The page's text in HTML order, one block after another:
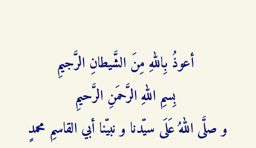
أعوذُ بِاللهِ مِنَ الشَّیطانِ الرَّجیمِ
بِسمِ اللهِ الرَّحمَنِ الرَّحیمِ
و صلَّی اللهُ عَلَی سیّدنا و نبیّنا أبي ‌القاسمِ محمدٍ